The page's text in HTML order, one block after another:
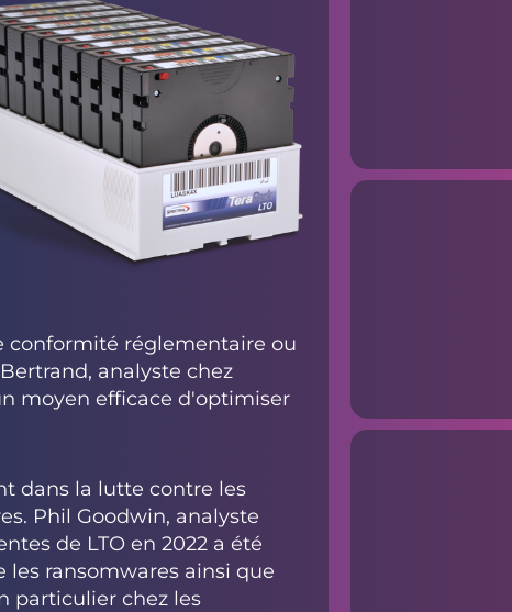
conformité réglementaire ou
analyste chez
moyen efficace d'optimiser
dans la lutte contre les
Phil Goodwin, analyste
de LTO en 2022 a été
ransomwares ainsi que
particulier chez les